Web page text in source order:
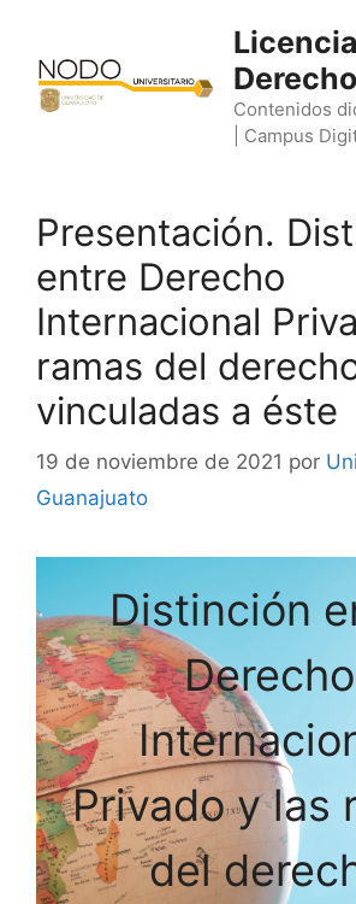
contenido
Derecho
Contenidos
| Campus
Presentación.
entre Derecho
Internacional
ramas del
vinculadas a éste
19 de noviembre de 2021 por
Guanajuato
Distinción
Derecho
Privado y las
del